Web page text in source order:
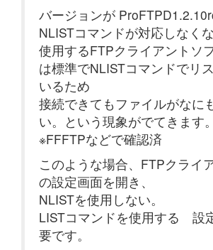
バージョンが
NLISTコマンドが対応しなくな
使用するFTPクライアントソ
は標準でNLISTコマンドでリ
いるため
接続できてもファイルがなに
い。という現象がでてきます。
※FFFTPなどで確認済
このような場合、FTPクライ
の設定画面を開き、
NLISTを使用しない。
LISTコマンドを使用する 設
要です。